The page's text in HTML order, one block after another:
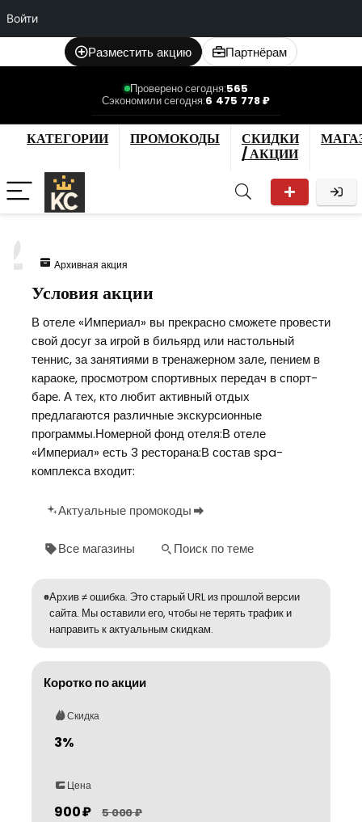
Войти
Разместить акцию Партнёрам
Проверено сегодня:565
Сэкономили сегодня:6 475 778 ₽
КАТЕГОРИИ ПРОМОКОДЫ
СКИДКИ
/ АКЦИИ
Архивная акция
Условия акции
В отеле «Империал» вы прекрасно сможете провести
свой досуг за игрой в бильярд или настольный
теннис, за занятиями в тренажерном зале, пением в
караоке, просмотром спортивных передач в спорт-
баре. А тех, кто любит активный отдых
предлагаются различные экскурсионные
программы.Номерной фонд отеля:В отеле
«Империал» есть 3 ресторана:В состав spa-
комплекса входит:
Актуальные промокоды
Все магазины Поиск по теме
Архив ≠ ошибка. Это старый URL из прошлой версии
сайта. Мы оставили его, чтобы не терять трафик и
направить к актуальным скидкам.
Коротко по акции
Скидка
3%
Цена
900 ₽ 5 000 ₽